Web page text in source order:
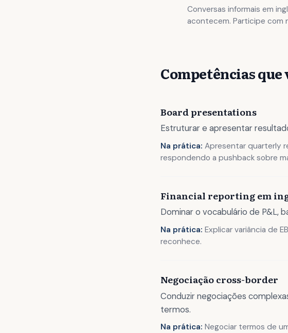
Conversas informais em
acontecem. Participe com
Competências
Board presentations
Estruturar e apresentar
Na prática: Apresentar quarterly
respondendo a pushback sobre
Financial reporting em
Dominar o vocabulário de P&L,
Na prática: Explicar variância de
reconhece.
Negociação cross-border
Conduzir negociações
termos.
Na prática: Negociar termos de